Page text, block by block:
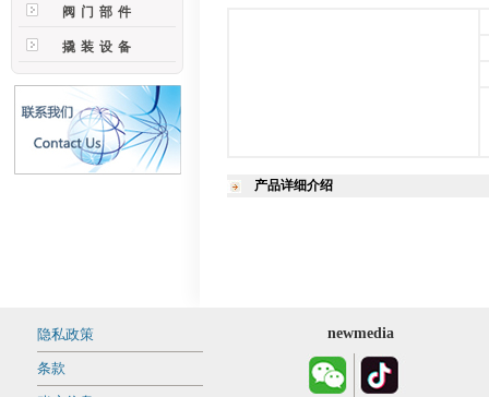
阀门部件
撬装设备
产品详细介绍
隐私政策
条款
newmedia